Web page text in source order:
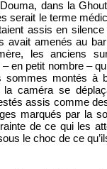
dans la
serait le terme
assis en silence
avait amenés au
les anciens
en petit nombre –
sommes montés à
caméra se
assis comme
marqués par la
de ce qui les
le choc de ce